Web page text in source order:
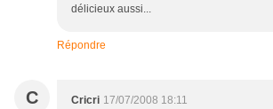
délicieux aussi...
Répondre
C Cricri 17/07/2008 18:11